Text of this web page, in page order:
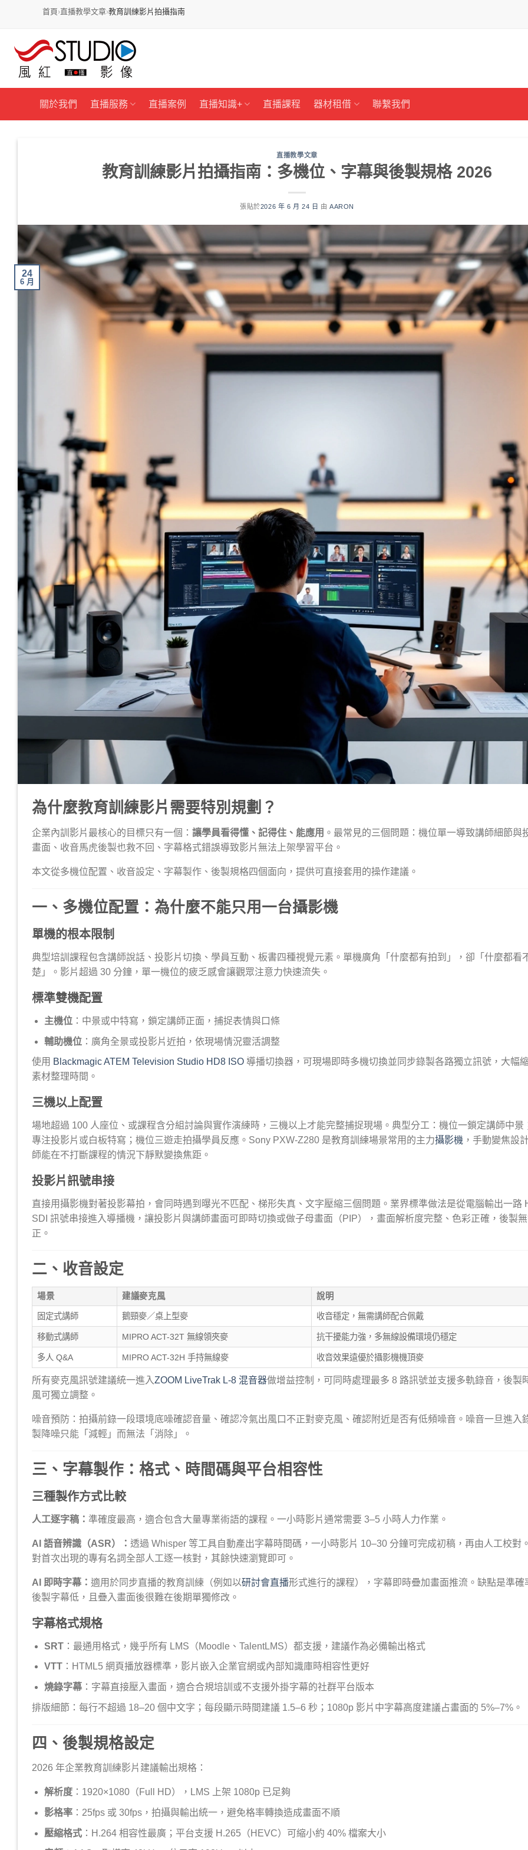
首頁›直播教學文章›教育訓練影片拍攝指南
關於我們 直播服務 直播案例 直播知識+ 直播課程 器材租借 聯繫我們
直播教學文章
教育訓練影片拍攝指南：多機位、字幕與後製規格 2026
張貼於2026 年 6 月 24 日 由 AARON
24
6 月
為什麼教育訓練影片需要特別規劃？
企業內訓影片最核心的目標只有一個： 讓學員看得懂、記得住、能應用 。最常見的三個問題：機位單一導致講師細節與
畫面、收音馬虎後製也救不回、字幕格式錯誤導致影片無法上架學習平台。
本文從多機位配置、收音設定、字幕製作、後製規格四個面向，提供可直接套用的操作建議。
一、多機位配置：為什麼不能只用一台攝影機
單機的根本限制
典型培訓課程包含講師說話、投影片切換、學員互動、板書四種視覺元素。單機廣角「什麼都有拍到」，卻「什麼都看
楚」。影片超過 30 分鐘，單一機位的疲乏感會讓觀眾注意力快速流失。
標準雙機配置
主機位：中景或中特寫，鎖定講師正面，捕捉表情與口條
輔助機位：廣角全景或投影片近拍，依現場情況靈活調整
使用 Blackmagic ATEM Television Studio HD8 ISO 導播切換器，可現場即時多機切換並同步錄製各路獨立訊號，大幅
素材整理時間。
三機以上配置
場地超過 100 人座位、或課程含分組討論與實作演練時，三機以上才能完整捕捉現場。典型分工：機位一鎖定講師中景
專注投影片或白板特寫；機位三遊走拍攝學員反應。Sony PXW-Z280 是教育訓練場景常用的主力攝影機 ，手動變焦設
師能在不打斷課程的情況下靜默變換焦距。
投影片訊號串接
直接用攝影機對著投影幕拍，會同時遇到曝光不匹配、梯形失真、文字壓縮三個問題。業界標準做法是從電腦輸出一路
SDI 訊號串接進入導播機，讓投影片與講師畫面可即時切換或做子母畫面（PIP），畫面解析度完整、色彩正確，後製
正。
二、收音設定
場景 建議麥克風 說明
固定式講師 鵝頸麥／桌上型麥 收音穩定，無需講師配合佩戴
移動式講師 MIPRO ACT-32T 無線領夾麥 抗干擾能力強，多無線設備環境仍穩定
多人 Q&A MIPRO ACT-32H 手持無線麥 收音效果遠優於攝影機機頂麥
所有麥克風訊號建議統一進入ZOOM LiveTrak L-8 混音器做增益控制，可同時處理最多 8 路訊號並支援多軌錄音，後製
風可獨立調整。
噪音預防：拍攝前錄一段環境底噪確認音量、確認冷氣出風口不正對麥克風、確認附近是否有低頻噪音。噪音一旦進入
製降噪只能「減輕」而無法「消除」。
三、字幕製作：格式、時間碼與平台相容性
三種製作方式比較
人工逐字稿： 準確度最高，適合包含大量專業術語的課程。一小時影片通常需要 3–5 小時人力作業。
AI 語音辨識（ASR）： 透過 Whisper 等工具自動產出字幕時間碼，一小時影片 10–30 分鐘可完成初稿，再由人工校對
對首次出現的專有名詞全部人工逐一核對，其餘快速瀏覽即可。
AI 即時字幕： 適用於同步直播的教育訓練（例如以研討會直播形式進行的課程），字幕即時疊加畫面推流。缺點是準確
後製字幕低，且疊入畫面後很難在後期單獨修改。
字幕格式規格
SRT：最通用格式，幾乎所有 LMS（Moodle、TalentLMS）都支援，建議作為必備輸出格式
VTT：HTML5 網頁播放器標準，影片嵌入企業官網或內部知識庫時相容性更好
燒錄字幕：字幕直接壓入畫面，適合合規培訓或不支援外掛字幕的社群平台版本
排版細節：每行不超過 18–20 個中文字；每段顯示時間建議 1.5–6 秒；1080p 影片中字幕高度建議占畫面的 5%–7%。
四、後製規格設定
2026 年企業教育訓練影片建議輸出規格：
解析度：1920×1080（Full HD），LMS 上架 1080p 已足夠
影格率：25fps 或 30fps，拍攝與輸出統一，避免格率轉換造成畫面不順
壓縮格式：H.264 相容性最廣；平台支援 H.265（HEVC）可縮小約 40% 檔案大小